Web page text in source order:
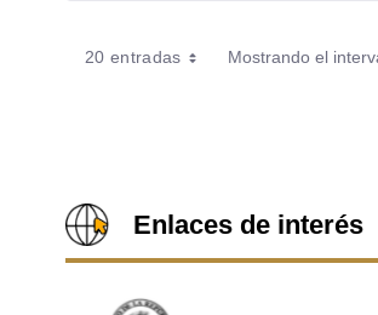
20 entradas Mostrando el
Enlaces de interés